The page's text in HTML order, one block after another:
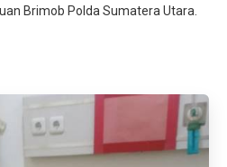
Brimob Polda Sumatera Utara.